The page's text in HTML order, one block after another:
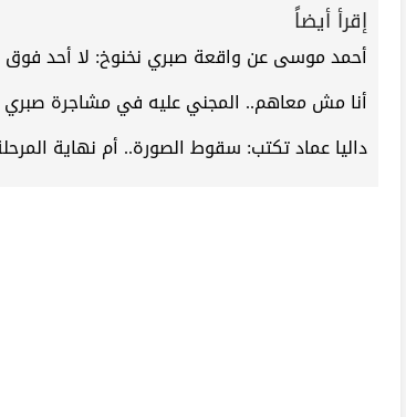
إقرأ أيضاً
أحمد موسى عن واقعة صبري نخنوخ: لا أحد
أنا مش معاهم.. المجني عليه في مشاجرة صبري
داليا عماد تكتب: سقوط الصورة.. أم نهاية